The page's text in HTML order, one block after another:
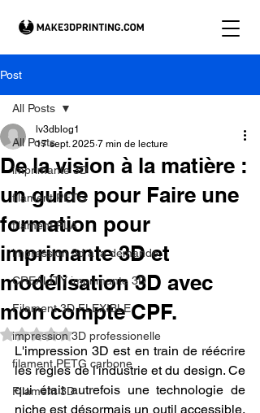
Post
All Posts
imprimante 3D
filament PETG
filament PLA
impression 3d à la demande.
CREALITY imprimante 3D
Filament 3D FLEXIBLE
impression 3D professionelle
filament PETG carbone
Filament 3D
All Posts
De la vision à la matière :
un guide pour Faire une
formation pour
imprimante 3D et
modélisation 3D avec
mon compte CPF.
lv3dblog1
17 sept. 2025 7 min de lecture
Noté NaN étoiles sur 5.
L'impression 3D est en train de réécrire
les règles de l'industrie et du design. Ce
qui était autrefois une technologie de
niche est désormais un outil accessible,